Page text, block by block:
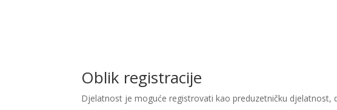
Oblik registracije
Djelatnost je moguće registrovati kao preduzetničku